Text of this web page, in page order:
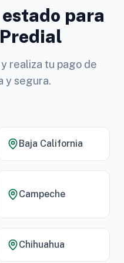
para
realiza tu pago de
y segura.
Baja California
Campeche
Chihuahua